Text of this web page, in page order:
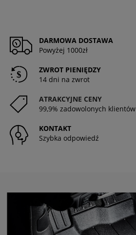
DARMOWA DOSTAWA
Powyżej 1000zł
ZWROT PIENIĘDZY
14 dni na zwrot
ATRAKCYJNE CENY
99,9% zadowolonych klientów
KONTAKT
Szybka odpowiedź